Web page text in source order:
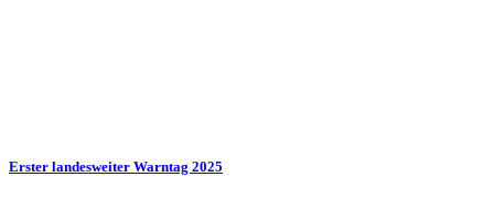
Erster landesweiter Warntag 2025